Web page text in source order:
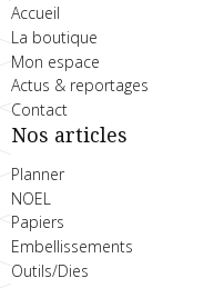
Accueil
La boutique
Mon espace
Actus & reportages
Contact
Nos articles
Planner
NOEL
Papiers
Embellissements
Outils/Dies